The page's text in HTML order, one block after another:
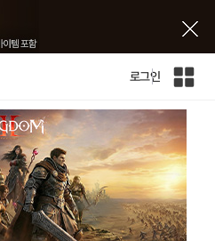
로그인
인
사
이
트
맵